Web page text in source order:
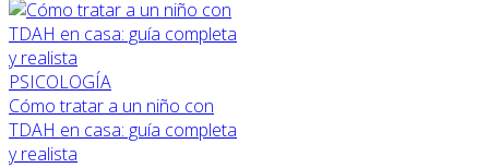
PSICOLOGÍA
Cómo tratar a un niño con
TDAH en casa: guía completa
y realista